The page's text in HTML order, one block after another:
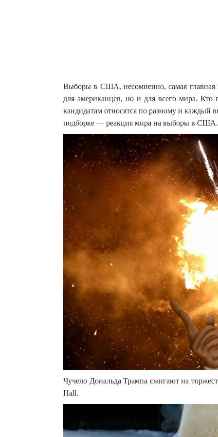
Выборы в США, несомненно, самая главная
для американцев, но и для всего мира.
кандидатам относятся по разному и каждый
подборке — реакция мира на выборы в США.
Чучело Дональда Трампа сжигают на
Hall.